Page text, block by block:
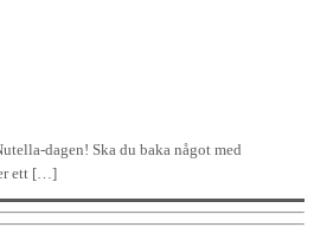
dagen! Ska du baka något med
ett […]